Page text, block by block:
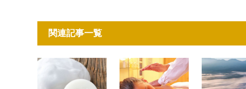
関連記事一覧